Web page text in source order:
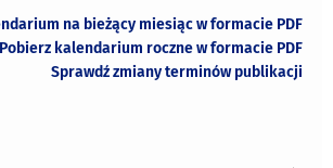
na bieżący miesiąc w formacie PDF
Pobierz kalendarium roczne w formacie PDF
Sprawdź zmiany terminów publikacji